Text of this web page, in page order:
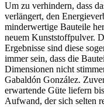
Um zu verhindern, dass
verlängert, den
minderwertige Bauteile
neuem Kunststoffpulver.
Ergebnisse sind diese
immer sein, dass die
Dimensionen nicht
Gabaldón González.
erwartende Güte liefern
Aufwand, der sich selten